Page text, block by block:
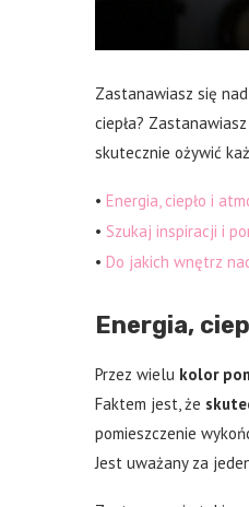
Zastanawiasz się
ciepła?
skutecznie ożywić
• Energia, ciepło i
• Szukaj inspiracji i
• Do jakich wnętrz
Energia,
Przez wielu kolor
Faktem jest, że
pomieszczenie
Jest uważany za